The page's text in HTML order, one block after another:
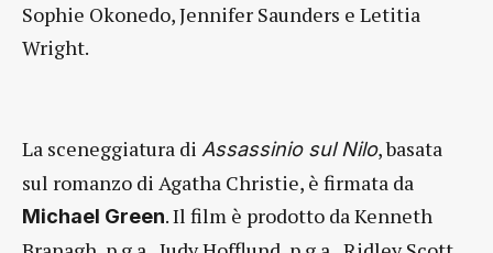
Sophie Okonedo, Jennifer Saunders e Letitia
Wright.
La sceneggiatura di Assassinio sul Nilo, basata
sul romanzo di Agatha Christie, è firmata da
Michael Green. Il film è prodotto da Kenneth